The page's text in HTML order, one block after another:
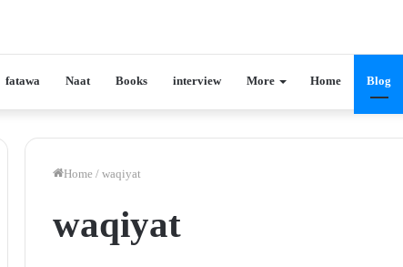
fatawa Naat Books interview More Home Blog
Home/waqiyat
waqiyat